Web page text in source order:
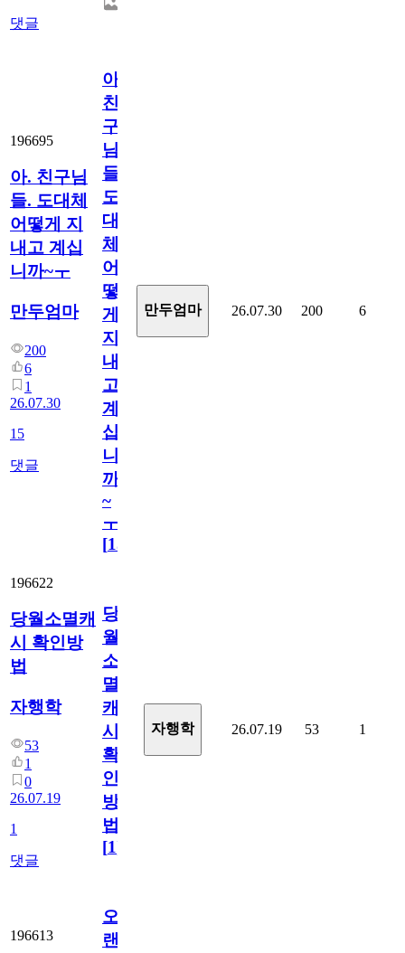
댓글
196695
아. 친구님
들. 도대체
어떻게 지
내고 계십
니까~ㅜ
만두엄마
200
6
1
26.07.30
15
댓글
아.
친
구
님
들.
도
대
체
어
떻
게
지
내
고
계
십
니
까
~
ㅜ
[15
만두엄마 26.07.30 200 6
196622
당월소멸캐
시 확인방
법
자행학
53
1
0
26.07.19
1
댓글
당
월
소
멸
캐
시
확
인
방
법
[1]
자행학 26.07.19 53 1
196613
오
랜